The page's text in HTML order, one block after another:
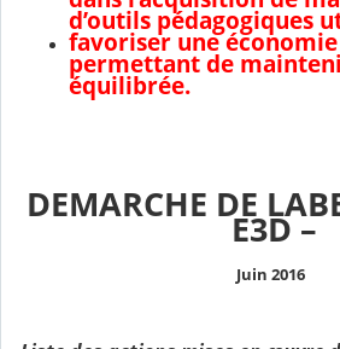
d’outils pédagogiques
favoriser une
permettant de
équilibrée.
DEMARCHE DE
E3D –
Juin 2016